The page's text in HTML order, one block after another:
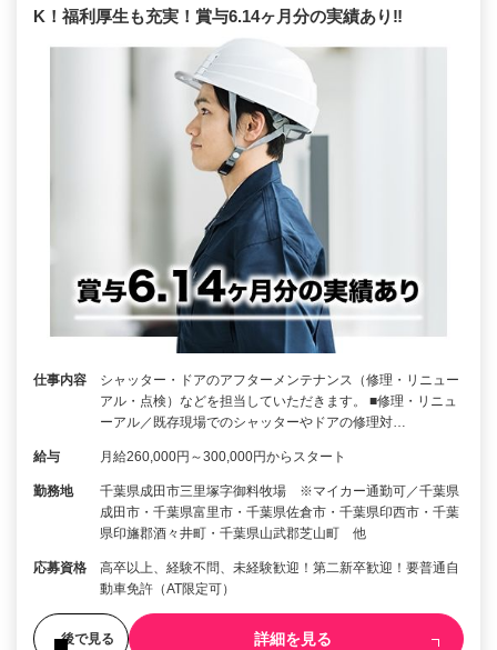
K！福利厚生も充実！賞与6.14ヶ月分の実績あり‼
仕事内容
シャッター・ドアのアフターメンテナンス（修理・リニュー
アル・点検）などを担当していただきます。 ■修理・リニュ
ーアル／既存現場でのシャッターやドアの修理対…
給与 月給260,000円～300,000円からスタート
勤務地
千葉県成田市三里塚字御料牧場 ※マイカー通勤可／千葉県
成田市・千葉県富里市・千葉県佐倉市・千葉県印西市・千葉
県印旛郡酒々井町・千葉県山武郡芝山町 他
応募資格
高卒以上、経験不問、未経験歓迎！第二新卒歓迎！要普通自
動車免許（AT限定可）
後で見る 詳細を見る